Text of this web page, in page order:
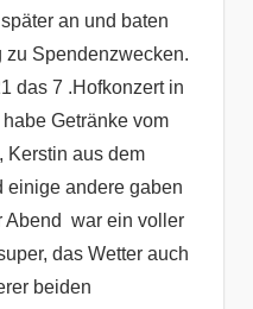
an und baten
zu Spendenzwecken.
das 7 .Hofkonzert in
Getränke vom
Kerstin aus dem
einige andere gaben
Abend war ein voller
das Wetter auch
beiden